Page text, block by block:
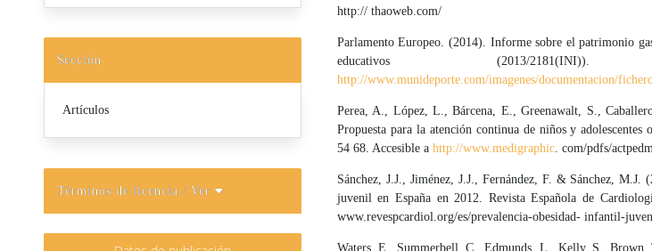
Sección
Artículos
Términos de licencia / Ver
http:// thaoweb.com/
Parlamento Europeo. (2014). Informe sobre el patrimonio
educativos (2013/
http://www.munideporte.com/imagenes/documentacion/
Perea, A., López, L., Bárcena, E., Greenawalt, S.,
Propuesta para la atención continua de niños y adolescentes
54 68. Accesible a http://www.medigraphic. com/pdfs/
Sánchez, J.J., Jiménez, J.J., Fernández, F. & Sánchez,
juvenil en España en 2012. Revista Española de
www.revespcardiol.org/es/prevalencia-obesidad- infantil-
Waters, E., Summerbell, C., Edmunds, L., Kelly, S.,